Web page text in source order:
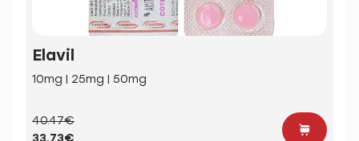
Elavil
10mg | 25mg | 50mg
40.47€
33.73€